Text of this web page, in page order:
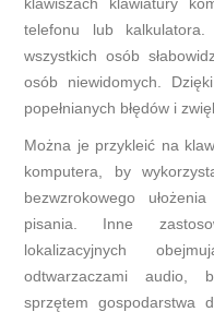
telefonu lub
wszystkich osób
osób niewidomych.
popełnianych błędów i
Można je przykleić na
komputera, by
bezwzrokowego
pisania. Inne
lokalizacyjnych
odtwarzaczami audio,
sprzętem gospodarstwa